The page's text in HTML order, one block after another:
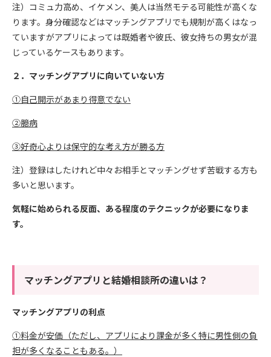
注）コミュ力高め、イケメン、美人は当然モテる可能性が高くな
ります。身分確認などはマッチングアプリでも規制が高くはなっ
ていますがアプリによっては既婚者や彼氏、彼女持ちの男女が混
じっているケースもあります。
２．マッチングアプリに向いていない方
①自己開示があまり得意でない
②臆病
③好奇心よりは保守的な考え方が勝る方
注）登録はしたけれど中々お相手とマッチングせず苦戦する方も
多いと思います。
気軽に始められる反面、ある程度のテクニックが必要になりま
す。
マッチングアプリと結婚相談所の違いは？
マッチングアプリの利点
①料金が安価（ただし、アプリにより課金が多く特に男性側の負
担が多くなることもある。）